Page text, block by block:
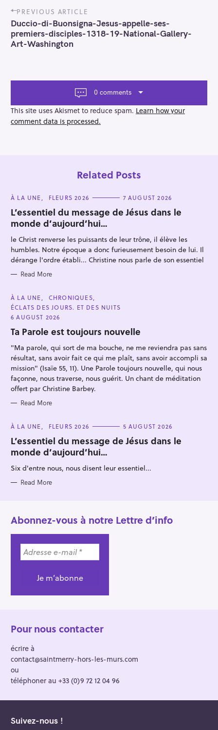
P
o
s
t
n
t
i
o
PREVIOUS ARTICLE
Duccio-di-Buonsigna-Jesus-appelle-ses-
premiers-disciples-1318-19-National-Gallery-
Art-Washington
0 comments
This site uses Akismet to reduce spam. Learn how your
comment data is processed.
Related Posts
C
T
E
G
O
R
I
E
S
À LA UNE FLEURS 2026 7 AUGUST 2026
L’essentiel du message de Jésus dans le
monde d’aujourd’hui…
le Christ renverse les puissants de leur trône, il élève les
humbles. Notre époque a donc furieusement besoin de lui. Il
dérange l'ordre établi... Christine nous parle de son essentiel
Read More
C
A
T
E
G
O
R
E
À LA UNE
CHRONIQUES
ÉCLATS DES JOURS. ET DES NUITS
6 AUGUST 2026
Ta Parole est toujours nouvelle
"Ma parole, qui sort de ma bouche, ne me reviendra pas sans
résultat, sans avoir fait ce qui me plaît, sans avoir accompli sa
mission" (Isaïe 55, 11). Une Parole toujours nouvelle, qui nous
façonne, nous traverse, nous guérit. Un chant de méditation
offert par Christine Barbey.
Read More
C
T
E
G
O
R
I
S
À LA UNE FLEURS 2026 5 AUGUST 2026
L’essentiel du message de Jésus dans le
monde d’aujourd’hui…
Six d'entre nous, nous disent leur essentiel...
Read More
Abonnez-vous à notre Lettre d’info
Pour nous contacter
écrire à
contact@saintmerry-hors-les-murs.com
ou
téléphoner au +33 (0)9 72 12 04 96
Suivez-nous !
S
a
r
h
o
r
: